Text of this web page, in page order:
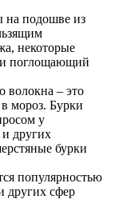
на подошве из
некоторые
и поглощающий
волокна – это
мороз. Бурки
у
и других
бурки
популярностью
других сфер